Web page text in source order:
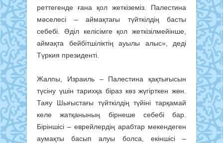
реттегенде ғана қол жеткіземіз. Палестина
мәселесі – аймақтағы түйткілдің басты
себебі. Әділ келісімге қол жеткізілмейінше,
аймақта бейбіт­шіліктің ауылы алыс», деді
Түркия президенті.
Жалпы, Израиль – Палестина қақтығысын
түсіну үшін тарихқа біраз көз жүгірткен жөн.
Таяу Шығыс­тағы түйткілдің түйіні тар­қа­­май
келе жатқанының бірнеше себебі бар.
Біріншісі – еврейлердің арабтар мекендеген
аумақты басып алуы болса, екіншісі –